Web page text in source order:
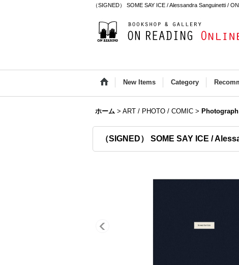
（SIGNED） SOME SAY ICE / Alessandra Sanguinetti /
New Items Category
ホーム > ART / PHOTO / COMIC > Photograph
（SIGNED） SOME SAY ICE /